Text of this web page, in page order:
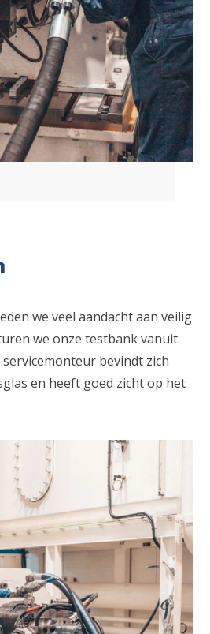
we veel aandacht aan veilig
we onze testbank vanuit
bevindt zich
en heeft goed zicht op het